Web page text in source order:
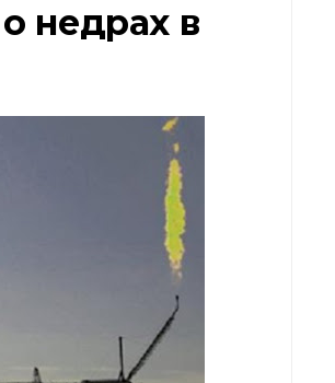
недрах в